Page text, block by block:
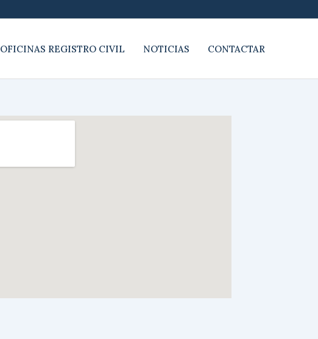
OFICINAS REGISTRO CIVIL NOTICIAS CONTACTAR